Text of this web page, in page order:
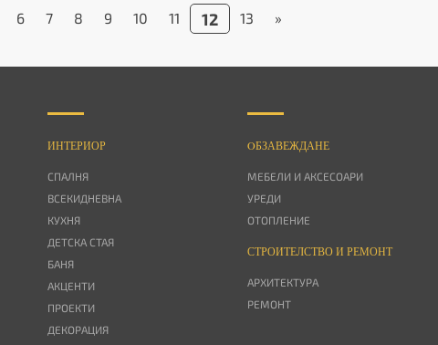
6 7 8 9 10 11 12 13 »
ИНТЕРИОР
СПАЛНЯ
ВСЕКИДНЕВНА
КУХНЯ
ДЕТСКА СТАЯ
БАНЯ
АКЦЕНТИ
ПРОЕКТИ
ДЕКОРАЦИЯ
OБЗАВЕЖДАНЕ
МЕБЕЛИ И АКСЕСОАРИ
УРЕДИ
ОТОПЛЕНИЕ
СТРОИТЕЛСТВО И РЕМОНТ
АРХИТЕКТУРА
РЕМОНТ